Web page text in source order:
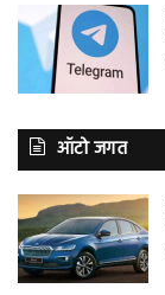
ऑटो जगत